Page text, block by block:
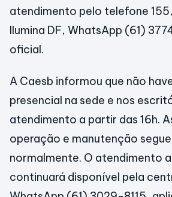
atendimento pelo telefone
Ilumina DF, WhatsApp (61)
oficial.
A Caesb informou que não
presencial na sede e nos
atendimento a partir das 16h.
operação e manutenção
normalmente. O atendimento
continuará disponível pela